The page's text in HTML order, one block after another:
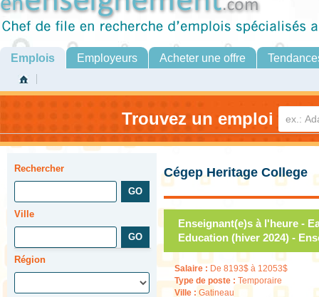
Emplois Employeurs Acheter une offre
Trouvez un emploi
Rechercher
Ville
Région
Cégep Heritage College
Enseignant(e)s à l'heure -
Education (hiver 2024) -
Salaire : De 8193$ à 12053$
Type de poste : Temporaire
Ville : Gatineau